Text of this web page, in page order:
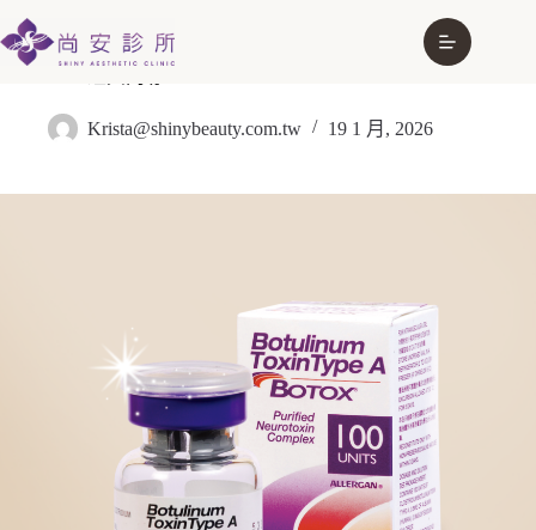
Krista@shinybeauty.com.tw 19 1 月, 2026